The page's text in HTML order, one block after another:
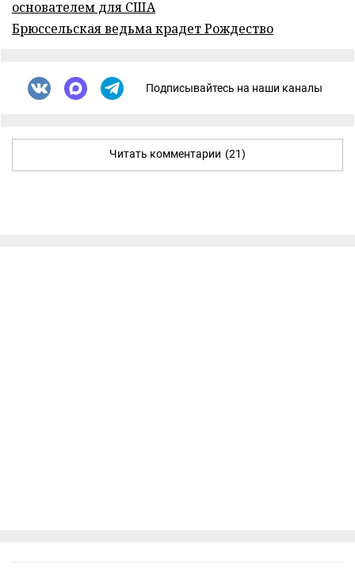
основателем для США
Брюссельская ведьма крадет Рождество
Подписывайтесь на наши каналы
Читать комментарии (21)